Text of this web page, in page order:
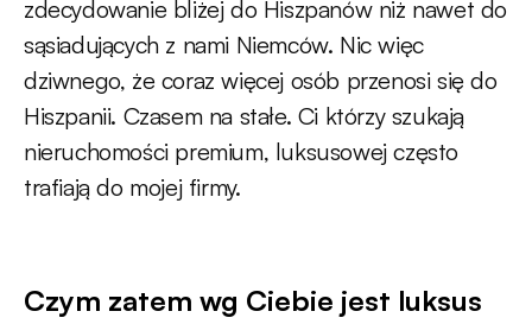
zdecydowanie bliżej do Hiszpanów niż nawet do
sąsiadujących z nami Niemców. Nic więc
dziwnego, że coraz więcej osób przenosi się do
Hiszpanii. Czasem na stałe. Ci którzy szukają
nieruchomości premium, luksusowej często
trafiają do mojej firmy.
Czym zatem wg Ciebie jest luksus